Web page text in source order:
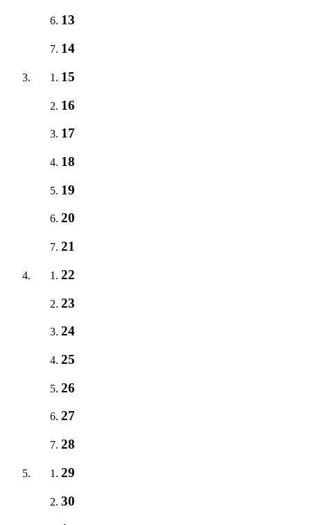
13
14
15
16
17
18
19
20
21
22
23
24
25
26
27
28
29
30